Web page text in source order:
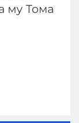
му Тома